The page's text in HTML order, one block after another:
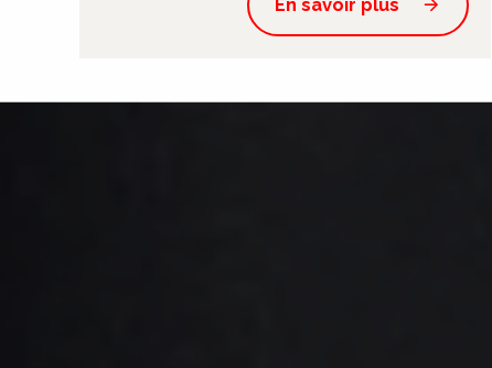
En savoir plus